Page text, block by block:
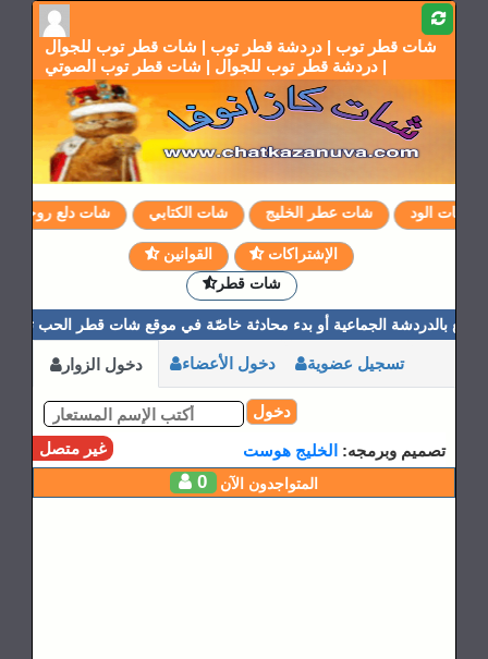
شات قطر توب | دردشة قطر توب | شات قطر توب للجوال
| دردشة قطر توب للجوال | شات قطر توب الصوتي
شات دلع روحي شات الكتابي شات عطر الخليج شات الود
القوانين
الإشتراكات
شات قطر
بالدردشة الجماعية أو بدء محادثة خاصّة في موقع شات قطر الحب
دخول الزوار دخول الأعضاء تسجيل عضوية
دخول
غير متصل
تصميم وبرمجه: الخليج هوست
0 المتواجدون الآن